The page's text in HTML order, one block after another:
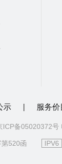
示 服务价
备05020372号
520函 IPV6